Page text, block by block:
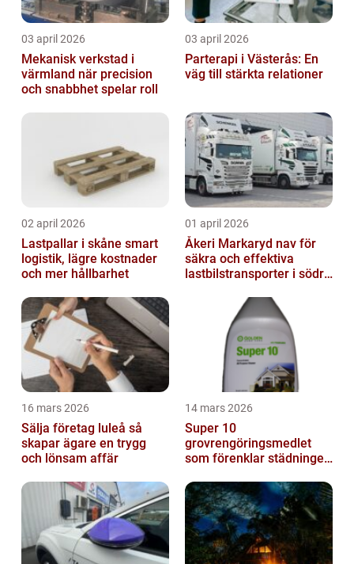
03 april 2026
Mekanisk verkstad i
värmland när precision
och snabbhet spelar roll
03 april 2026
Parterapi i Västerås: En
väg till stärkta relationer
02 april 2026
Lastpallar i skåne smart
logistik, lägre kostnader
och mer hållbarhet
01 april 2026
Åkeri Markaryd nav för
säkra och effektiva
lastbilstransporter i södra
16 mars 2026
Sälja företag luleå så
skapar ägare en trygg
och lönsam affär
14 mars 2026
Super 10
grovrengöringsmedlet
som förenklar städningen